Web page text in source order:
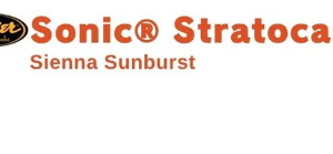
ハードウェア